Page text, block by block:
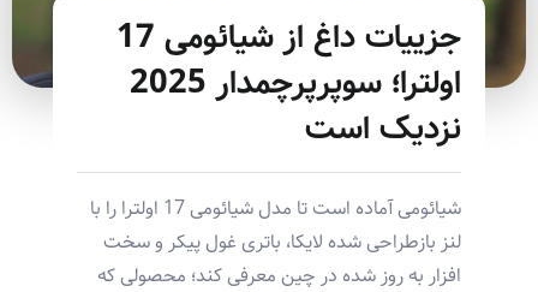
جزییات داغ از شیائومی 17
اولترا؛ سوپرپرچمدار 2025
نزدیک است
شیائومی آماده است تا مدل شیائومی 17 اولترا را با
لنز بازطراحی شده لایکا، باتری غول پیکر و سخت
افزار به روز شده در چین معرفی کند؛ محصولی که